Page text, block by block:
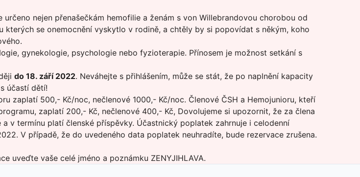
určeno nejen přenašečkám hemofilie a ženám s von Willebrandovou chorobou od
se onemocnění vyskytlo v rodině, a chtěly by si popovídat s někým, koho
gynekologie, psychologie nebo fyzioterapie. Přínosem je možnost setkání s
do 18. září 2022. Neváhejte s přihlášením, může se stát, že po naplnění kapacity
účastí dětí!
zaplatí 500,- Kč/noc, nečlenové 1000,- Kč/noc. Členové ČSH a Hemojunioru, kteří
zaplatí 200,- Kč, nečlenové 400,- Kč, Dovolujeme si upozornit, že za člena
v termínu platí členské příspěvky. Účastnický poplatek zahrnuje i celodenní
V případě, že do uvedeného data poplatek neuhradíte, bude rezervace zrušena.
uveďte vaše celé jméno a poznámku ZENYJIHLAVA.